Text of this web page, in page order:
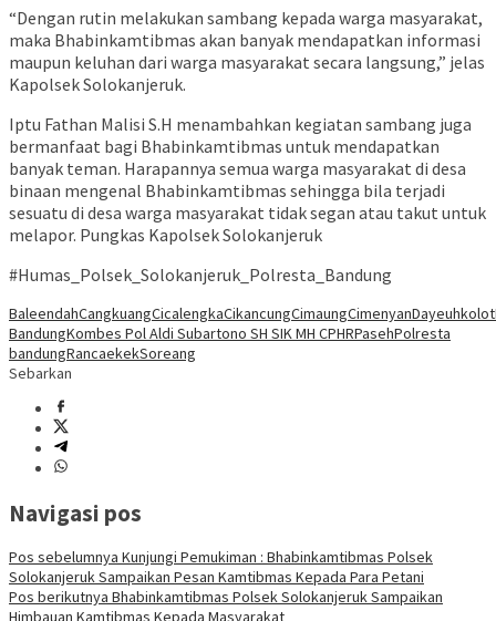
“Dengan rutin melakukan sambang kepada warga masyarakat,
maka Bhabinkamtibmas akan banyak mendapatkan informasi
maupun keluhan dari warga masyarakat secara langsung,” jelas
Kapolsek Solokanjeruk.
Iptu Fathan Malisi S.H menambahkan kegiatan sambang juga
bermanfaat bagi Bhabinkamtibmas untuk mendapatkan
banyak teman. Harapannya semua warga masyarakat di desa
binaan mengenal Bhabinkamtibmas sehingga bila terjadi
sesuatu di desa warga masyarakat tidak segan atau takut untuk
melapor. Pungkas Kapolsek Solokanjeruk
#Humas_Polsek_Solokanjeruk_Polresta_Bandung
BaleendahCangkuangCicalengkaCikancungCimaungCimenyanDayeuhkolot
BandungKombes Pol Aldi Subartono SH SIK MH CPHRPasehPolresta
bandungRancaekekSoreang
Sebarkan
Navigasi pos
Pos sebelumnya Kunjungi Pemukiman : Bhabinkamtibmas Polsek
Solokanjeruk Sampaikan Pesan Kamtibmas Kepada Para Petani
Pos berikutnya Bhabinkamtibmas Polsek Solokanjeruk Sampaikan
Himbauan Kamtibmas Kepada Masyarakat